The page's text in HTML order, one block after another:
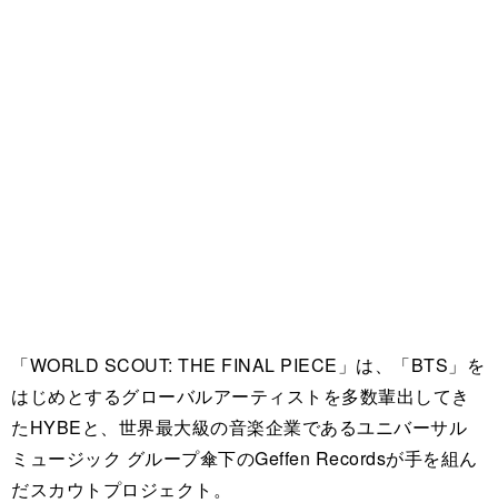
「WORLD SCOUT: THE FINAL PIECE」は、「BTS」を
はじめとするグローバルアーティストを多数輩出してき
たHYBEと、世界最大級の音楽企業であるユニバーサル
ミュージック グループ傘下のGeffen Recordsが手を組ん
だスカウトプロジェクト。